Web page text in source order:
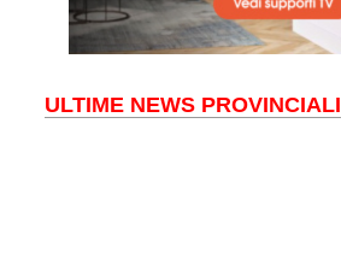
ULTIME NEWS PROVINCIALI